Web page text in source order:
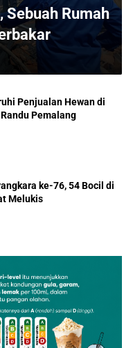
Sebuah Rumah
Penjualan Hewan di
Pemalang
ke-76, 54 Bocil di
Melukis